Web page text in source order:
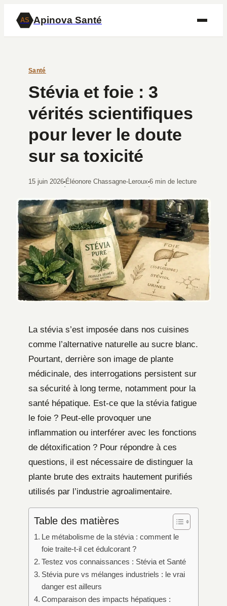
AS Apinova Santé
Santé
Stévia et foie : 3
vérités scientifiques
pour lever le doute
sur sa toxicité
15 juin 2026
·
Éléonore Chassagne-Leroux
·
6 min de lecture
La stévia s’est imposée dans nos cuisines
comme l’alternative naturelle au sucre blanc.
Pourtant, derrière son image de plante
médicinale, des interrogations persistent sur
sa sécurité à long terme, notamment pour la
santé hépatique. Est-ce que la stévia fatigue
le foie ? Peut-elle provoquer une
inflammation ou interférer avec les fonctions
de détoxification ? Pour répondre à ces
questions, il est nécessaire de distinguer la
plante brute des extraits hautement purifiés
utilisés par l’industrie agroalimentaire.
Table des matières
Le métabolisme de la stévia : comment le
foie traite-t-il cet édulcorant ?
Testez vos connaissances : Stévia et Santé
Stévia pure vs mélanges industriels : le vrai
danger est ailleurs
Comparaison des impacts hépatiques :